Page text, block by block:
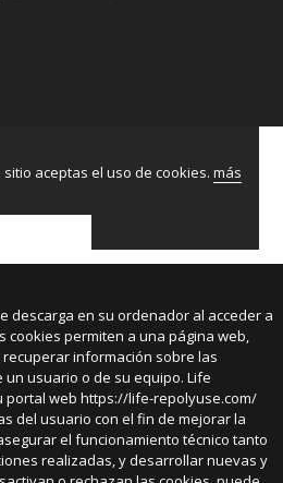
aceptas el uso de cookies.más
descarga en su ordenador al acceder a
cookies permiten a una página web,
información sobre las
usuario o de su equipo. Life
portal web https://life-repolyuse.com/
del usuario con el fin de mejorar la
el funcionamiento técnico tanto
realizadas, y desarrollar nuevas y